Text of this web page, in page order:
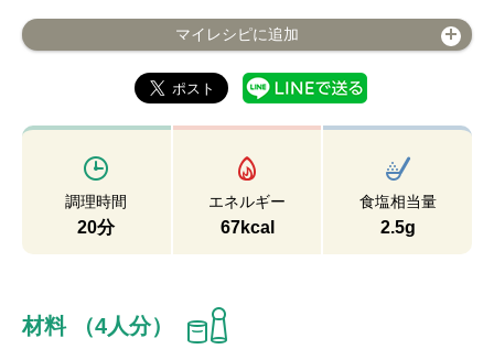
マイレシピに追加
調理時間
20分
エネルギー
67kcal
食塩相当量
2.5g
材料 （4人分）